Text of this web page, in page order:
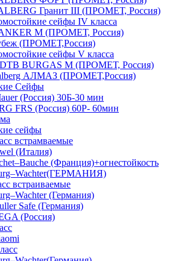
Гранит III (ПРОМЕТ, Россия)
сейфы IV класса
M (ПРОМЕТ, Россия)
(ПРОМЕТ,Россия)
сейфы V класса
BURGAS M (ПРОМЕТ, Россия)
АЛМАЗ (ПРОМЕТ,Россия)
Сейфы
(Россия) 30Б-30 мин
FRS (Россия) 60Р- 60мин
сейфы
встрамваемые
(Италия)
(Франция)+огнестойкость
встраиваемые
(Германия)
Safe (Германия)
(Россия)